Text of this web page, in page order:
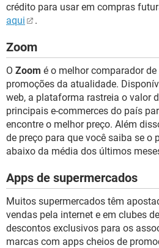
crédito para usar em compras
aqui
.
Zoom
O Zoom é o melhor comparador
promoções da atualidade.
web, a plataforma rastreia o valor
principais e-commerces do país
encontre o melhor preço. Além
de preço para que você saiba se o
abaixo da média dos últimos
Apps de supermercados
Muitos supermercados têm
vendas pela internet e em clubes
descontos exclusivos para os
marcas com apps cheios de